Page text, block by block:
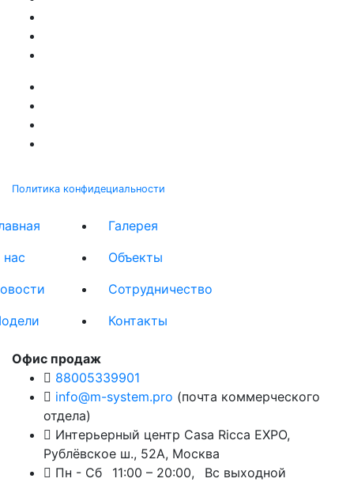
Политика конфидециальности
Галерея
Объекты
Сотрудничество
Контакты
Офис продаж
88005339901
info@m-system.pro (почта коммерческого
отдела)
Интерьерный центр Casa Ricca EXPO,
Рублёвское ш., 52А, Москва
Пн - Сб
11:00 – 20:00,
Вс выходной